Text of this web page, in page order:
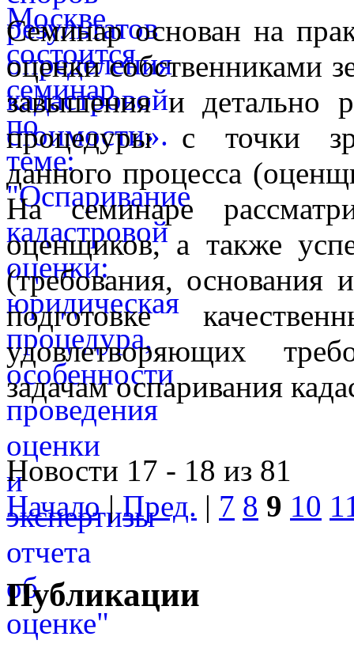
Семинар основан на
оценки собственниками
завышения и детально
процедуры с точки
данного процесса
На семинаре
оценщиков, а также
(требования, основания
подготовке
удовлетворяющих
задачам оспаривания
Новости 17 - 18 из 81
Начало|Пред. | 7 8 9 10
Публикации